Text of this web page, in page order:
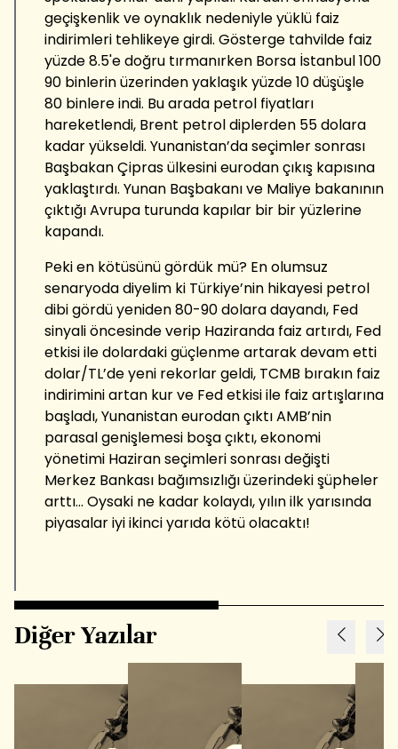
geçişkenlik ve oynaklık nedeniyle yüklü faiz
indirimleri tehlikeye girdi. Gösterge tahvilde faiz
yüzde 8.5'e doğru tırmanırken Borsa İstanbul 100
90 binlerin üzerinden yaklaşık yüzde 10 düşüşle
80 binlere indi. Bu arada petrol fiyatları
hareketlendi, Brent petrol diplerden 55 dolara
kadar yükseldi. Yunanistan’da seçimler sonrası
Başbakan Çipras ülkesini eurodan çıkış kapısına
yaklaştırdı. Yunan Başbakanı ve Maliye bakanının
çıktığı Avrupa turunda kapılar bir bir yüzlerine
kapandı.
Peki en kötüsünü gördük mü? En olumsuz
senaryoda diyelim ki Türkiye’nin hikayesi petrol
dibi gördü yeniden 80-90 dolara dayandı, Fed
sinyali öncesinde verip Haziranda faiz artırdı, Fed
etkisi ile dolardaki güçlenme artarak devam etti
dolar/TL’de yeni rekorlar geldi, TCMB bırakın faiz
indirimini artan kur ve Fed etkisi ile faiz artışlarına
başladı, Yunanistan eurodan çıktı AMB’nin
parasal genişlemesi boşa çıktı, ekonomi
yönetimi Haziran seçimleri sonrası değişti
Merkez Bankası bağımsızlığı üzerindeki şüpheler
arttı... Oysaki ne kadar kolaydı, yılın ilk yarısında
piyasalar iyi ikinci yarıda kötü olacaktı!
Diğer Yazılar